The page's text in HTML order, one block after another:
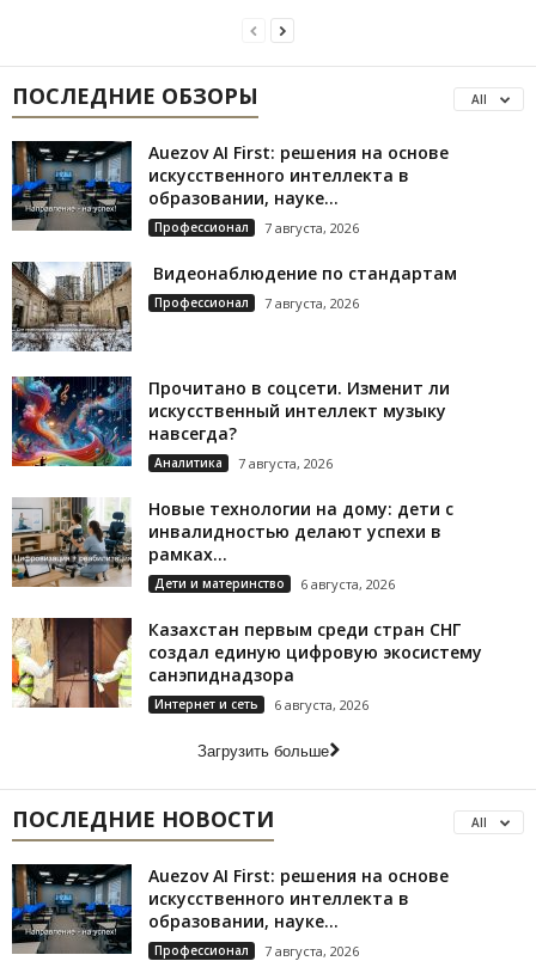
ПОСЛЕДНИЕ ОБЗОРЫ All
Auezov AI First: решения на основе
искусственного интеллекта в
образовании, науке...
Профессионал 7 августа, 2026
Видеонаблюдение по стандартам
Профессионал 7 августа, 2026
Прочитано в соцсети. Изменит ли
искусственный интеллект музыку
навсегда?
Аналитика 7 августа, 2026
Новые технологии на дому: дети с
инвалидностью делают успехи в
рамках...
Дети и материнство 6 августа, 2026
Казахстан первым среди стран СНГ
создал единую цифровую экосистему
санэпиднадзора
Интернет и сеть 6 августа, 2026
Загрузить больше
ПОСЛЕДНИЕ НОВОСТИ All
Auezov AI First: решения на основе
искусственного интеллекта в
образовании, науке...
Профессионал 7 августа, 2026